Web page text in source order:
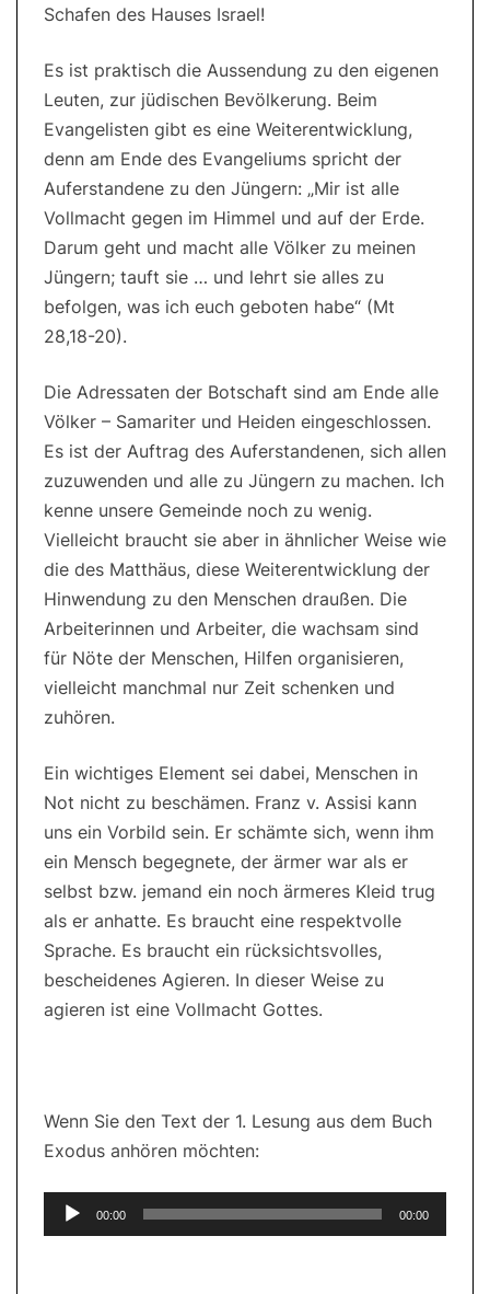
Schafen des Hauses Israel!
Es ist praktisch die Aussendung zu den eigenen
Leuten, zur jüdischen Bevölkerung. Beim
Evangelisten gibt es eine Weiterentwicklung,
denn am Ende des Evangeliums spricht der
Auferstandene zu den Jüngern: „Mir ist alle
Vollmacht gegen im Himmel und auf der Erde.
Darum geht und macht alle Völker zu meinen
Jüngern; tauft sie … und lehrt sie alles zu
befolgen, was ich euch geboten habe“ (Mt
28,18-20).
Die Adressaten der Botschaft sind am Ende alle
Völker – Samariter und Heiden eingeschlossen.
Es ist der Auftrag des Auferstandenen, sich allen
zuzuwenden und alle zu Jüngern zu machen. Ich
kenne unsere Gemeinde noch zu wenig.
Vielleicht braucht sie aber in ähnlicher Weise wie
die des Matthäus, diese Weiterentwicklung der
Hinwendung zu den Menschen draußen. Die
Arbeiterinnen und Arbeiter, die wachsam sind
für Nöte der Menschen, Hilfen organisieren,
vielleicht manchmal nur Zeit schenken und
zuhören.
Ein wichtiges Element sei dabei, Menschen in
Not nicht zu beschämen. Franz v. Assisi kann
uns ein Vorbild sein. Er schämte sich, wenn ihm
ein Mensch begegnete, der ärmer war als er
selbst bzw. jemand ein noch ärmeres Kleid trug
als er anhatte. Es braucht eine respektvolle
Sprache. Es braucht ein rücksichtsvolles,
bescheidenes Agieren. In dieser Weise zu
agieren ist eine Vollmacht Gottes.
Wenn Sie den Text der 1. Lesung aus dem Buch
Exodus anhören möchten:
Audio-
Player
00:00 00:00